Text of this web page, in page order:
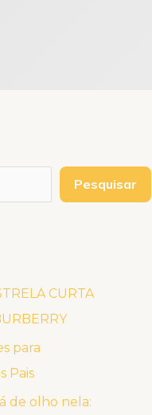
Pesquisar
CURTA
para
Pais
de olho nela: